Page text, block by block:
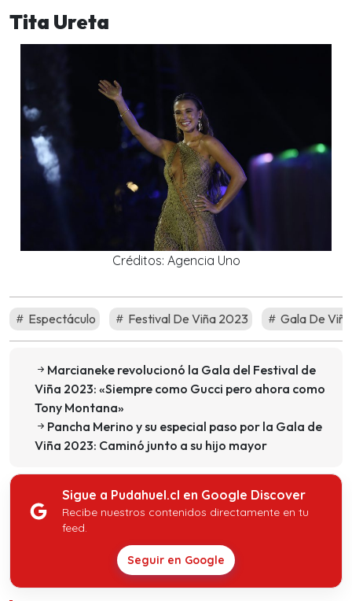
Tita Ureta
Créditos: Agencia Uno
Espectáculo Festival De Viña 2023 Gala De
Marcianeke revolucionó la Gala del Festival de
Viña 2023: «Siempre como Gucci pero ahora como
Tony Montana»
Pancha Merino y su especial paso por la Gala de
Viña 2023: Caminó junto a su hijo mayor
Sigue a Pudahuel.cl en Google Discover
Recibe nuestros contenidos directamente en tu
feed.
Seguir en Google